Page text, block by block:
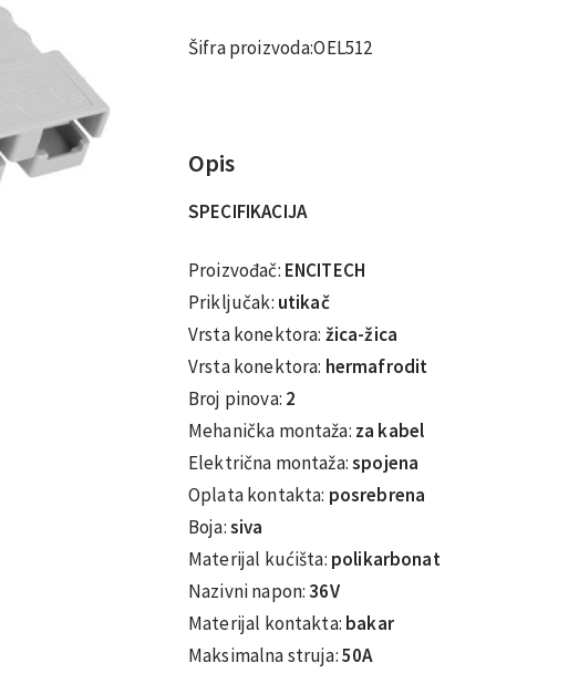
Šifra proizvoda:OEL512
Opis
SPECIFIKACIJA
Proizvođač: ENCITECH
Priključak: utikač
Vrsta konektora: žica-žica
Vrsta konektora: hermafrodit
Broj pinova: 2
Mehanička montaža: za kabel
Električna montaža:spojena
Oplata kontakta: posrebrena
Boja:siva
Materijal kućišta: polikarbonat
Nazivni napon:36V
Materijal kontakta: bakar
Maksimalna struja:50A